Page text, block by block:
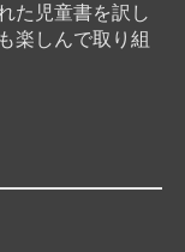
た児童書を訳し
楽しんで取り組